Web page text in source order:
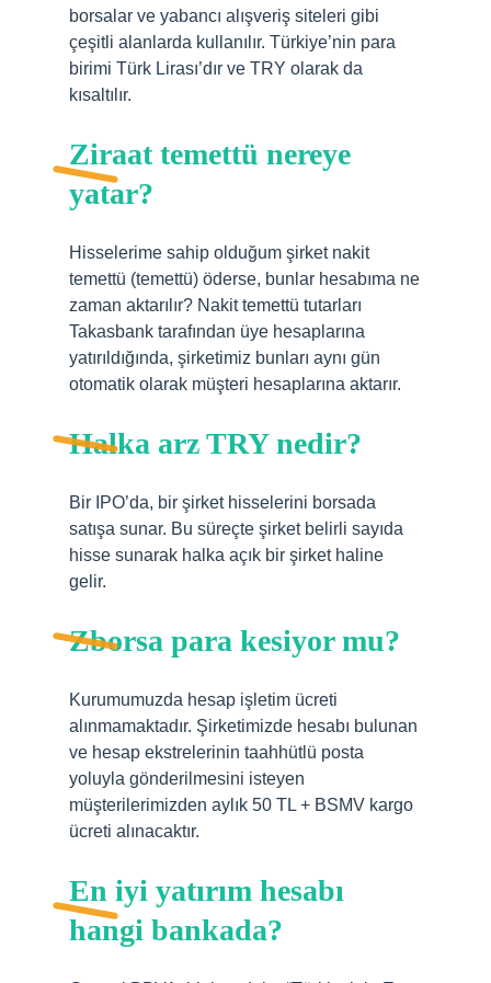
borsalar ve yabancı alışveriş siteleri gibi
çeşitli alanlarda kullanılır. Türkiye’nin para
birimi Türk Lirası’dır ve TRY olarak da
kısaltılır.
Ziraat temettü nereye
yatar?
Hisselerime sahip olduğum şirket nakit
temettü (temettü) öderse, bunlar hesabıma ne
zaman aktarılır? Nakit temettü tutarları
Takasbank tarafından üye hesaplarına
yatırıldığında, şirketimiz bunları aynı gün
otomatik olarak müşteri hesaplarına aktarır.
Halka arz TRY nedir?
Bir IPO’da, bir şirket hisselerini borsada
satışa sunar. Bu süreçte şirket belirli sayıda
hisse sunarak halka açık bir şirket haline
gelir.
Zborsa para kesiyor mu?
Kurumumuzda hesap işletim ücreti
alınmamaktadır. Şirketimizde hesabı bulunan
ve hesap ekstrelerinin taahhütlü posta
yoluyla gönderilmesini isteyen
müşterilerimizden aylık 50 TL + BSMV kargo
ücreti alınacaktır.
En iyi yatırım hesabı
hangi bankada?